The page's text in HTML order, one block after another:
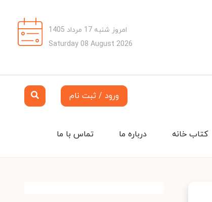
امروز شنبه 17 مرداد 1405
Saturday 08 August 2026
ورود / ثبت نام
تماس با ما درباره ما کتاب خانه